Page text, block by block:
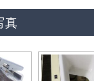
真